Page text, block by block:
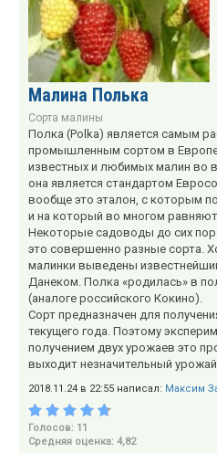
Малина Полька
Сорта малины
Полка (Polka) является самым
промышленным сортом в
известных и любимых малин во
она является стандартом
вообще это эталон, с которым
и на который во многом
Некоторые садоводы до сих
это совершенно разные сорта.
малинки выведены
Данеком. Полка «родилась» в
(аналоге российского Кокино).
Сорт предназначен для
текущего года. Поэтому
получением двух урожаев это
выходит незначительный урожай
2018.11.24 в 22:55 написал: Максим
Голосов: 11
Средняя оценка: 4,82